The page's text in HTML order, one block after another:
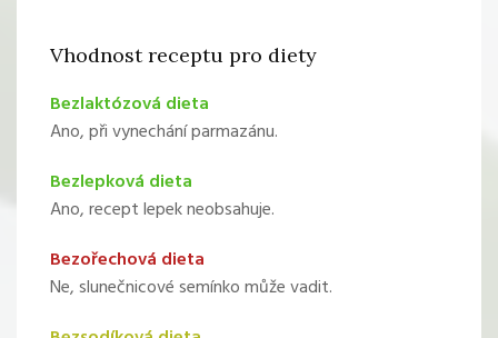
Vhodnost receptu pro diety
Bezlaktózová dieta
Ano, při vynechání parmazánu.
Bezlepková dieta
Ano, recept lepek neobsahuje.
Bezořechová dieta
Ne, slunečnicové semínko může vadit.